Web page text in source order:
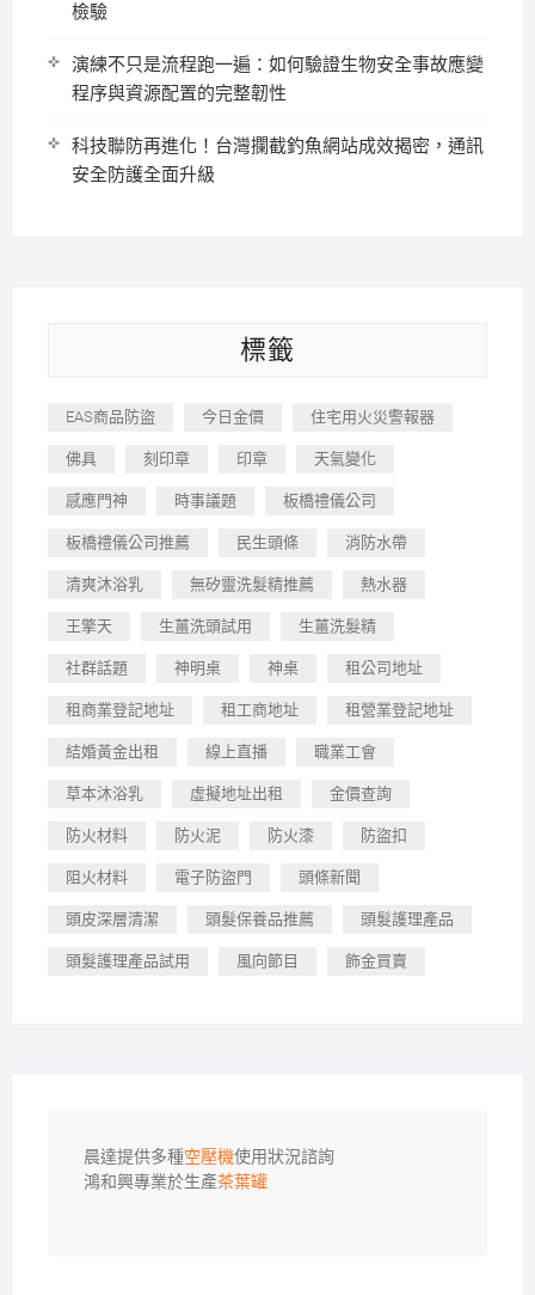
檢驗
演練不只是流程跑一遍：如何驗證生物安全事故應變
程序與資源配置的完整韌性
科技聯防再進化！台灣攔截釣魚網站成效揭密，通訊
安全防護全面升級
標籤
EAS商品防盜 今日金價 住宅用火災警報器
佛具 刻印章 印章 天氣變化
感應門神 時事議題 板橋禮儀公司
板橋禮儀公司推薦 民生頭條 消防水帶
清爽沐浴乳 無矽靈洗髮精推薦 熱水器
王擎天 生薑洗頭試用 生薑洗髮精
社群話題 神明桌 神桌 租公司地址
租商業登記地址 租工商地址 租營業登記地址
結婚黃金出租 線上直播 職業工會
草本沐浴乳 虛擬地址出租 金價查詢
防火材料 防火泥 防火漆 防盜扣
阻火材料 電子防盜門 頭條新聞
頭皮深層清潔 頭髮保養品推薦 頭髮護理產品
頭髮護理產品試用 風向節目 飾金買賣
晨達提供多種空壓機使用狀況諮詢
鴻和興專業於生產茶葉罐